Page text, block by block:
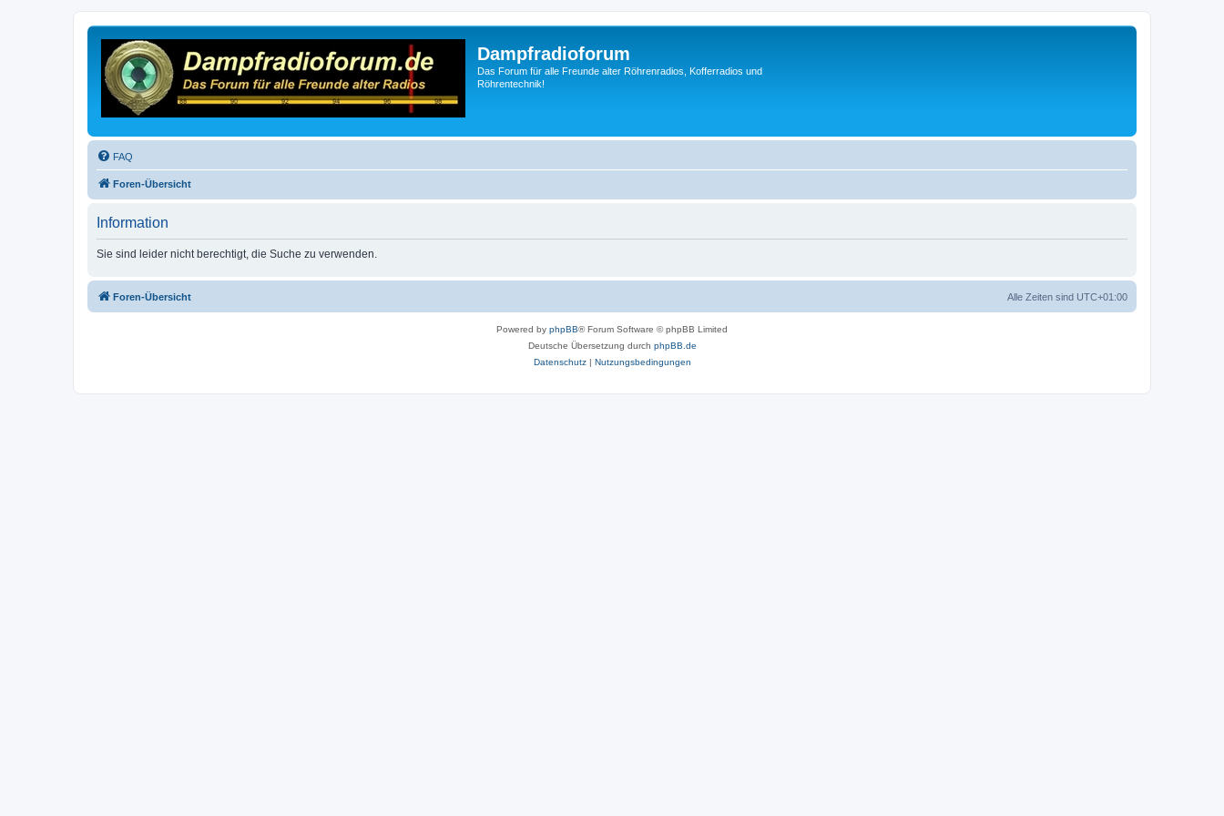
Dampfradioforum
Das Forum für alle Freunde alter Röhrenradios, Kofferradios und
Röhrentechnik!
FAQ
Foren-Übersicht
Information
Sie sind leider nicht berechtigt, die Suche zu verwenden.
Foren-Übersicht Alle Zeiten sind UTC+01:00
Powered by phpBB® Forum Software © phpBB Limited
Deutsche Übersetzung durch phpBB.de
Datenschutz| Nutzungsbedingungen